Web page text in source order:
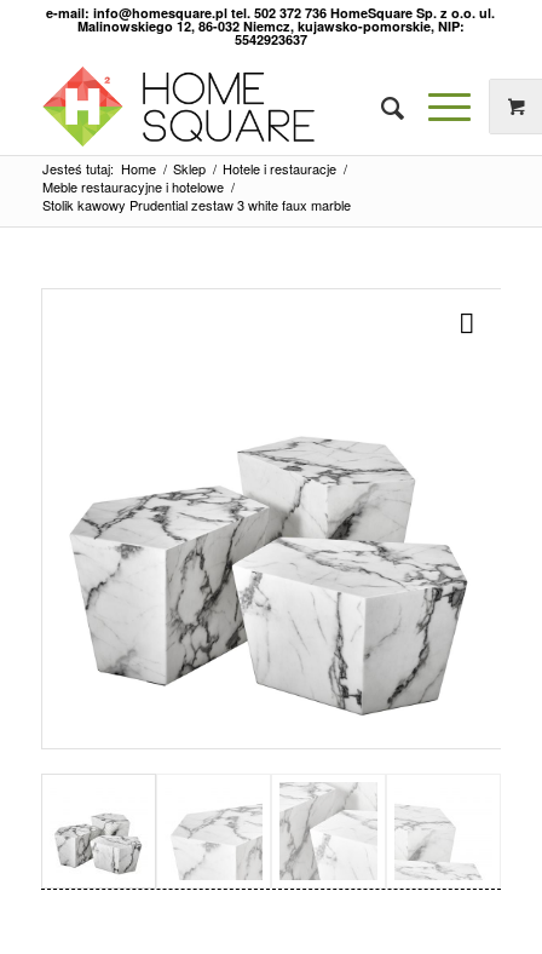
e-mail: info@homesquare.pl tel. 502 372 736 HomeSquare Sp. z o.o. ul.
Malinowskiego 12, 86-032 Niemcz, kujawsko-pomorskie, NIP:
5542923637
Jesteś tutaj: Home / Sklep / Hotele i restauracje /
Meble restauracyjne i hotelowe /
Stolik kawowy Prudential zestaw 3 white faux marble